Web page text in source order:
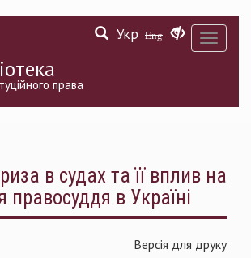
Toggle
Укр Eng
права
в судах та її вплив на
правосуддя в Україні
Версія для друку